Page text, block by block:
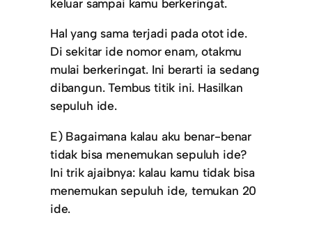
keluar sampai kamu berkeringat.
Hal yang sama terjadi pada otot ide.
Di sekitar ide nomor enam, otakmu
mulai berkeringat. Ini berarti ia sedang
dibangun. Tembus titik ini. Hasilkan
sepuluh ide.
E) Bagaimana kalau aku benar-benar
tidak bisa menemukan sepuluh ide?
Ini trik ajaibnya: kalau kamu tidak bisa
menemukan sepuluh ide, temukan 20
ide.